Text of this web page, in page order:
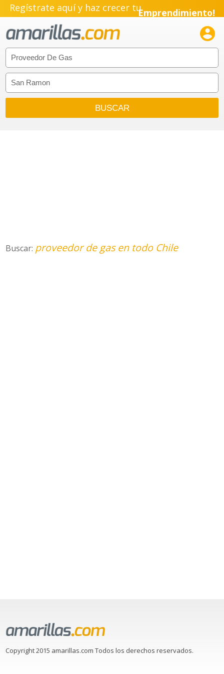
Regístrate aquí y haz crecer tuEmprendimiento!

Buscar: proveedor de gas en todo Chile
Copyright 2015 amarillas.com Todos los derechos reservados.